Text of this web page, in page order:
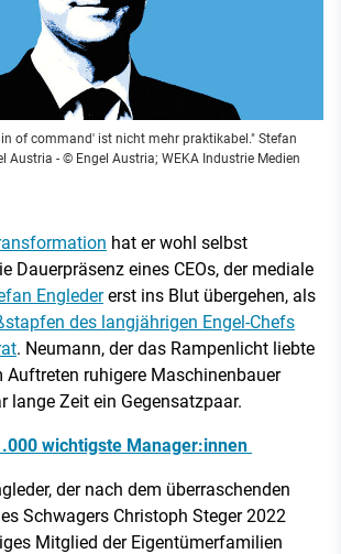
of command' ist nicht mehr praktikabel." Stefan
Austria - © Engel Austria; WEKA Industrie Medien
hat er wohl selbst
Dauerpräsenz eines CEOs, der mediale
Engledererst ins Blut übergehen, als
des langjährigen Engel-Chefs
. Neumann, der das Rampenlicht liebte
Auftreten ruhigere Maschinenbauer
lange Zeit ein Gegensatzpaar.
wichtigste Manager:innen
der nach dem überraschenden
Schwagers Christoph Steger 2022
Mitglied der Eigentümerfamilien